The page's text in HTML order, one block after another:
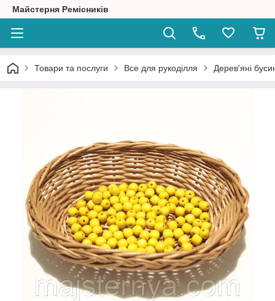
Майстерня Ремісників
Товари та послуги Все для рукоділля Дерев'яні